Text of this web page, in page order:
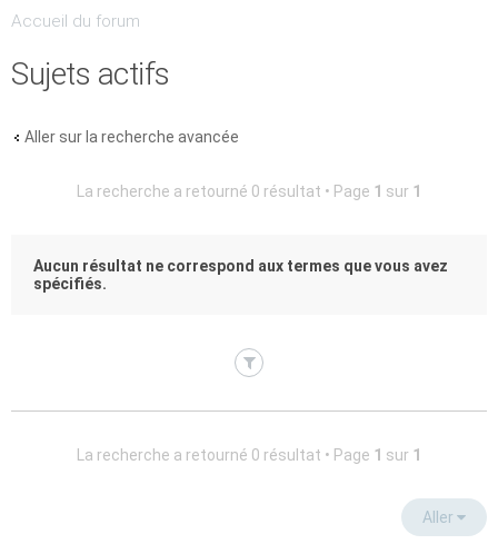
Accueil du forum
Sujets actifs
Aller sur la recherche avancée
La recherche a retourné 0 résultat • Page 1 sur 1
Aucun résultat ne correspond aux termes que vous avez
spécifiés.
La recherche a retourné 0 résultat • Page 1 sur 1
Aller